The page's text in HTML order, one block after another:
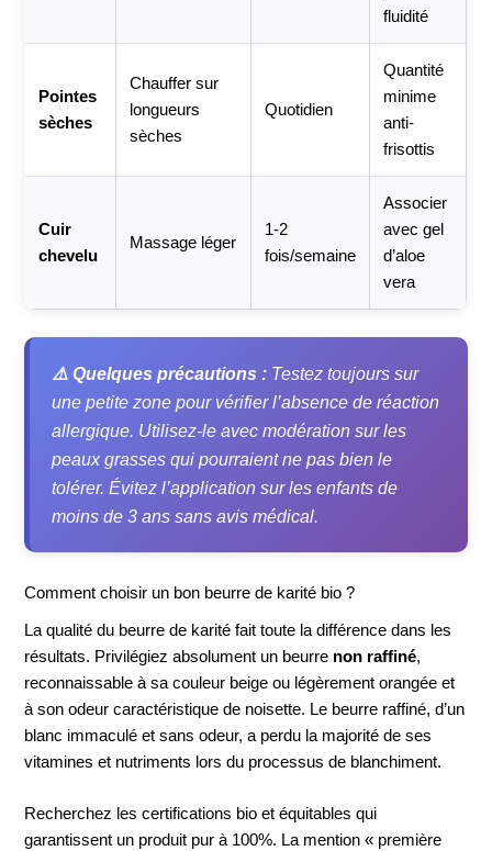
fluidité
Pointes
sèches
Chauffer sur
longueurs
sèches
Quotidien
Quantité
minime
anti-
frisottis
Cuir
chevelu
Massage léger
1-2
fois/semaine
Associer
avec gel
d’aloe
vera
⚠️ Quelques précautions : Testez toujours sur
une petite zone pour vérifier l’absence de réaction
allergique. Utilisez-le avec modération sur les
peaux grasses qui pourraient ne pas bien le
tolérer. Évitez l’application sur les enfants de
moins de 3 ans sans avis médical.
Comment choisir un bon beurre de karité bio ?
La qualité du beurre de karité fait toute la différence dans les
résultats. Privilégiez absolument un beurre non raffiné,
reconnaissable à sa couleur beige ou légèrement orangée et
à son odeur caractéristique de noisette. Le beurre raffiné, d’un
blanc immaculé et sans odeur, a perdu la majorité de ses
vitamines et nutriments lors du processus de blanchiment.
Recherchez les certifications bio et équitables qui
garantissent un produit pur à 100%. La mention « première